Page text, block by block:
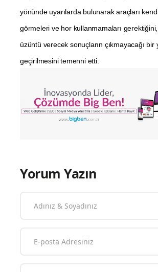
yönünde uyarılarda bulunarak araçları
görmeleri ve hor kullanmamaları
üzüntü verecek sonuçların çıkmayacağı bir
geçirilmesini temenni etti.
Yorum Yazın